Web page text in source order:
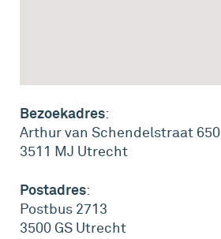
Bezoekadres:
Arthur van Schendelstraat 650
3511 MJ Utrecht
Postadres:
Postbus 2713
3500 GS Utrecht